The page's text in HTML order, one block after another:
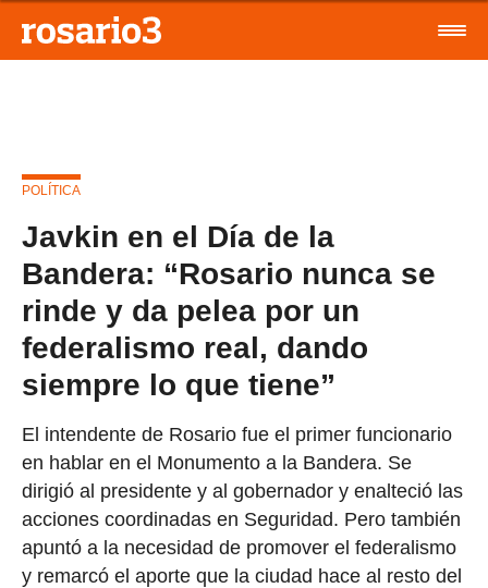
POLÍTICA
Javkin en el Día de la
Bandera: “Rosario nunca se
rinde y da pelea por un
federalismo real, dando
siempre lo que tiene”
El intendente de Rosario fue el primer funcionario
en hablar en el Monumento a la Bandera. Se
dirigió al presidente y al gobernador y enalteció las
acciones coordinadas en Seguridad. Pero también
apuntó a la necesidad de promover el federalismo
y remarcó el aporte que la ciudad hace al resto del